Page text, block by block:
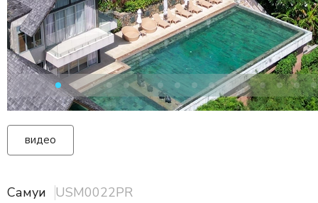
видео
Самуи USM0022PR